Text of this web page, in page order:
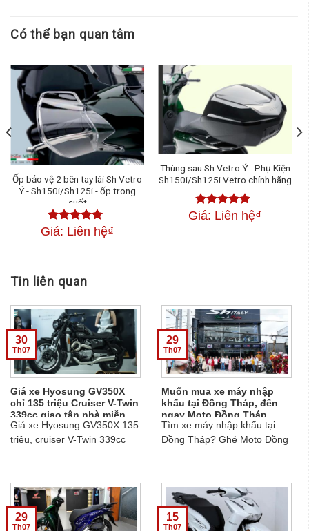
Có thể bạn quan tâm
Ốp bảo vệ 2 bên tay lái Sh Vetro
Ý - Sh150i/Sh125i - ốp trong
suốt
Được xếp
Giá: Liên hệ₫
Thùng sau Sh Vetro Ý - Phụ Kiện
Sh150i/Sh125i Vetro chính hãng
Được xếp
Giá: Liên hệ₫
Tin liên quan
Giá xe Hyosung GV350X
chỉ 135 triệu Cruiser V-Twin
339cc giao tận nhà miễn
phí
Giá xe Hyosung GV350X 135
triệu, cruiser V-Twin 339cc
Đen, Bạc. Miễn phí vận
chuyển, giao tận nhà. Liên hệ
Ms Trinh 0907.397.516....
30
Th07
Muốn mua xe máy nhập
khẩu tại Đồng Tháp, đến
ngay Moto Đồng Tháp
Tìm xe máy nhập khẩu tại
Đồng Tháp? Ghé Moto Đồng
Italy, mô tô cao cấp và xe độc
lạ....
29
Th07
29
Th07
15
Th07